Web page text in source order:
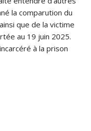
la comparution du
que de la victime
au 19 juin 2025.
à la prison